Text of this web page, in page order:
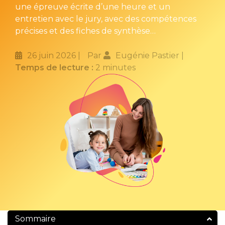
une épreuve écrite d’une heure et un
entretien avec le jury, avec des compétences
précises et des fiches de synthèse…
26 juin 2026 Par
Eugénie Pastier
Temps de lecture : 2 minutes
Sommaire